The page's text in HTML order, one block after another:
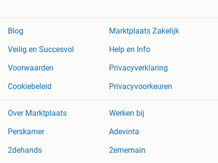
Blog
Marktplaats Zakelijk
Veilig en Succesvol
Help en Info
Voorwaarden
Privacyverklaring
Cookiebeleid
Privacyvoorkeuren
Over Marktplaats
Werken bij
Perskamer
Adevinta
2dehands
2ememain